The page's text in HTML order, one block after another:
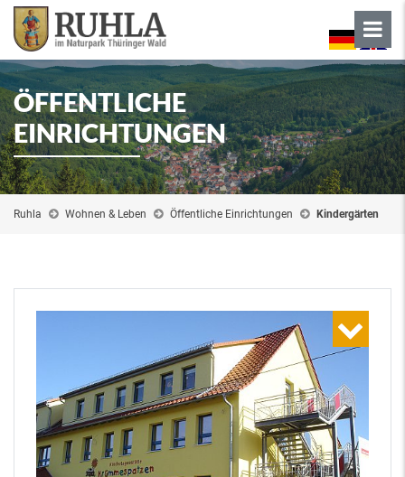
ÖFFENTLICHE
EINRICHTUNGEN
Ruhla Wohnen & Leben Öffentliche Einrichtungen Kindergärten